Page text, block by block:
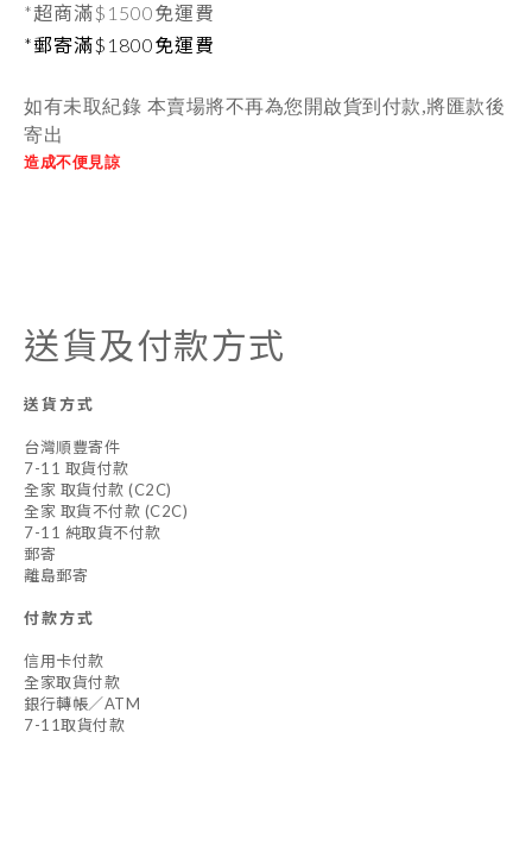
*超商滿$1500免運費
*郵寄滿$1800免運費
如有未取紀錄 本賣場將不再為您開啟貨到付款,將匯款後
寄出
造成不便見諒
送貨及付款方式
送貨方式
台灣順豐寄件
7-11 取貨付款
全家 取貨付款 (C2C)
全家 取貨不付款 (C2C)
7-11 純取貨不付款
郵寄
離島郵寄
付款方式
信用卡付款
全家取貨付款
銀行轉帳／ATM
7-11取貨付款